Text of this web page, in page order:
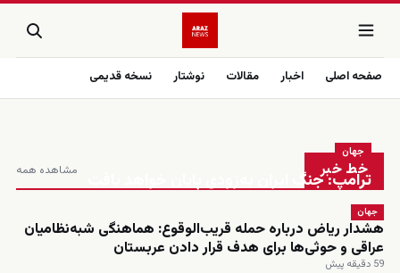
صفحه اصلی اخبار مقالات نوشتار نسخه قدیمی
زنده
خط خبر مشاهده همه
جهان
ترامپ: جنگ ایران به‌زودی پایان خواهد یافت
جهان
هشدار ریاض درباره حمله قریب‌الوقوع: هماهنگی شبه‌نظامیان
عراقی و حوثی‌ها برای هدف قرار دادن عربستان
59 دقیقه پیش